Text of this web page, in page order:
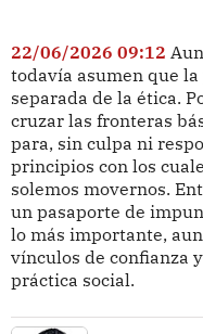
22/06/2026 09:12
todavía asumen que
separada de la ética.
cruzar las fronteras
para, sin culpa ni
principios con los
solemos movernos.
un pasaporte de
lo más importante,
vínculos de confianza
práctica social.